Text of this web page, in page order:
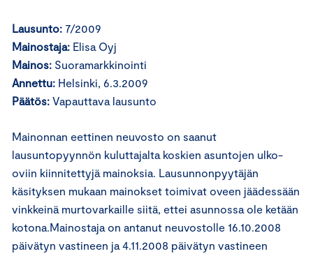
Lausunto: 7/2009
Mainostaja: Elisa Oyj
Mainos: Suoramarkkinointi
Annettu: Helsinki, 6.3.2009
Päätös: Vapauttava lausunto
Mainonnan eettinen neuvosto on saanut
lausuntopyynnön kuluttajalta koskien asuntojen ulko-
oviin kiinnitettyjä mainoksia. Lausunnonpyytäjän
käsityksen mukaan mainokset toimivat oveen jäädessään
vinkkeinä murtovarkaille siitä, ettei asunnossa ole ketään
kotona.Mainostaja on antanut neuvostolle 16.10.2008
päivätyn vastineen ja 4.11.2008 päivätyn vastineen